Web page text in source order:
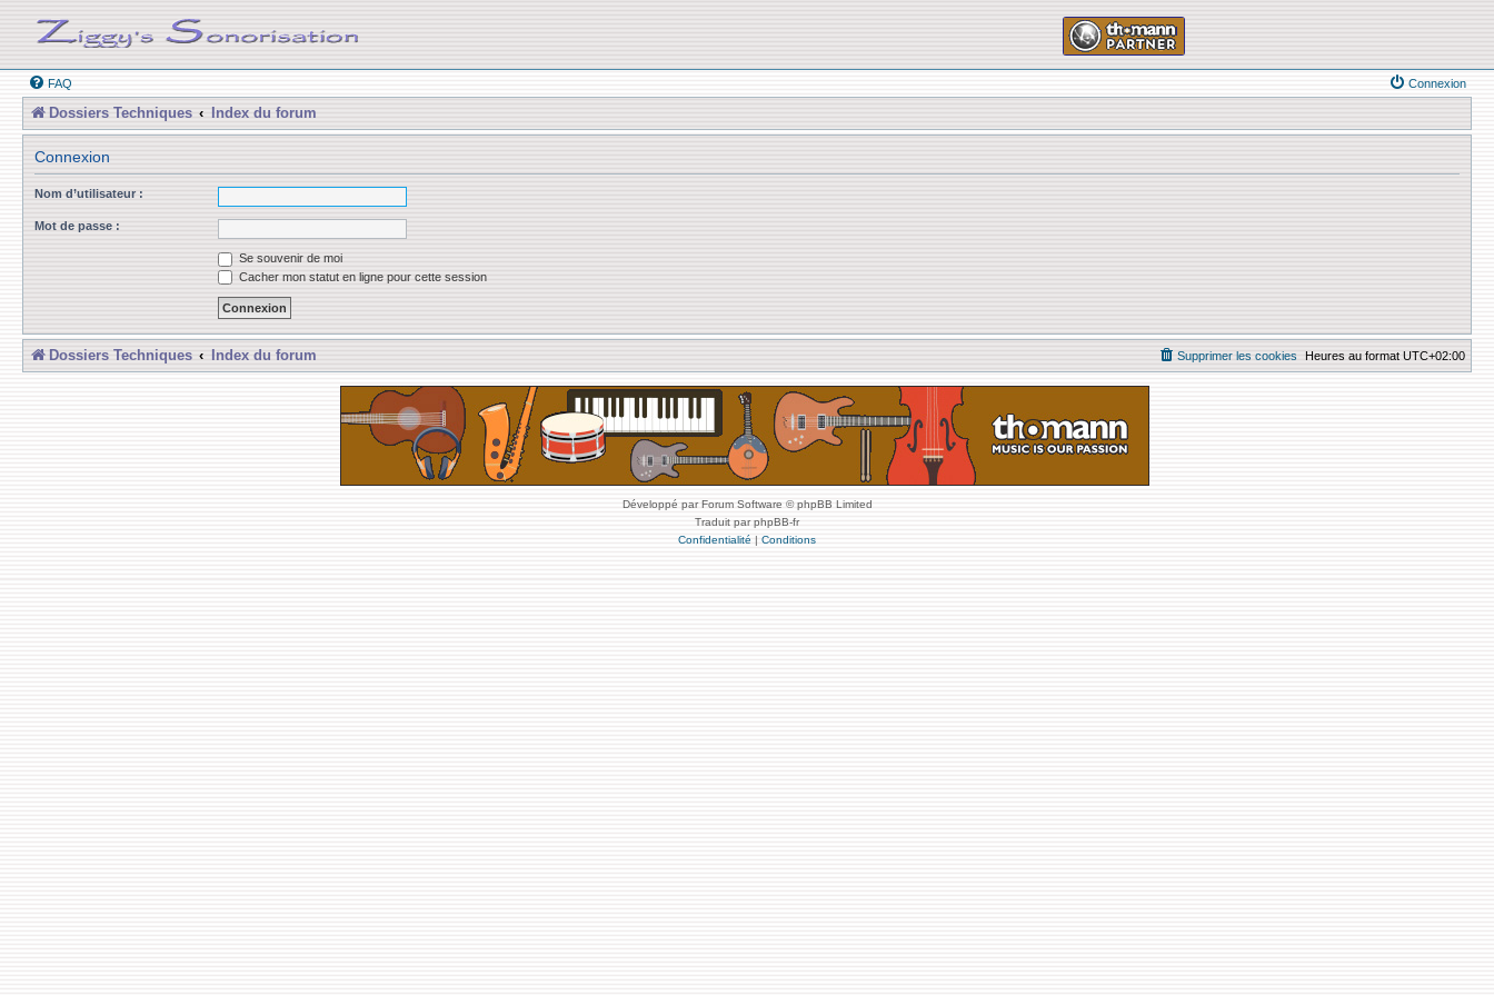
FAQ Connexion
Dossiers Techniques Index du forum
Connexion
Nom d’utilisateur :
Mot de passe :
Se souvenir de moi
Cacher mon statut en ligne pour cette session
Dossiers Techniques Index du forum Heures au format UTC+02:00
Supprimer les cookies
Développé par Forum Software © phpBB Limited
Traduit par phpBB-fr
Confidentialité | Conditions